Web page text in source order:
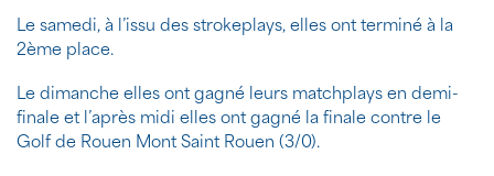
Le samedi, à l’issu des strokeplays, elles ont terminé à la
2ème place.
Le dimanche elles ont gagné leurs matchplays en demi-
finale et l’après midi elles ont gagné la finale contre le
Golf de Rouen Mont Saint Rouen (3/0).